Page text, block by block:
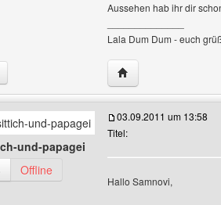
Aussehen hab ihr dir
Lala Dum Dum - euch
Website dieses
und-papagei
und-papagei Benutzer-Profile anzeigen
Offline
03.09.2011 um 13:58
Titel:
Hallo Samnovi,